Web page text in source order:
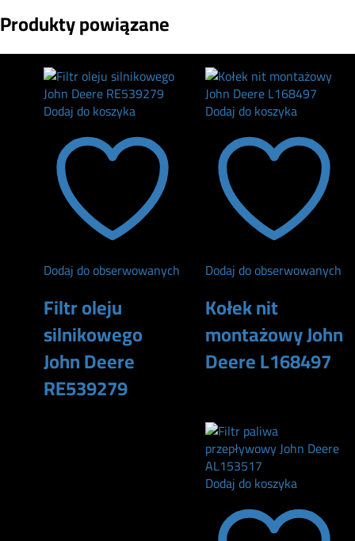
Produkty powiązane
Dodaj do koszyka
Dodaj do obserwowanych
Filtr oleju
silnikowego
John Deere
RE539279
Dodaj do koszyka
Dodaj do obserwowanych
Kołek nit
montażowy John
Deere L168497
Dodaj do koszyka